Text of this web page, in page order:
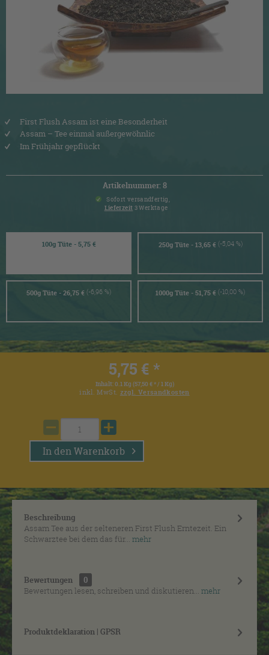
First Flush Assam ist eine Besonderheit
Assam – Tee einmal außergewöhnlic
Im Frühjahr gepflückt
Artikelnummer: 8
Sofort versandfertig,
Lieferzeit 3 Werktage
100g Tüte - 5,75 € 250g Tüte - 13,65 € (-5,04 %)
500g Tüte - 26,75 € (-6,96 %) 1000g Tüte - 51,75 € (-10,00 %)
5,75 € *
Inhalt:0.1 Kg (57,50 € * / 1 Kg)
inkl. MwSt. zzgl. Versandkosten
In denWarenkorb
Beschreibung
Assam Tee aus der selteneren First Flush Erntezeit. Ein
Schwarztee bei dem das für... mehr
Bewertungen
0
Bewertungen lesen, schreiben und diskutieren... mehr
Produktdeklaration | GPSR